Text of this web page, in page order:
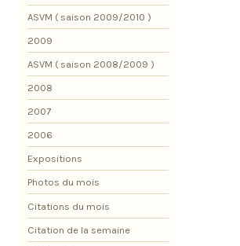
ASVM ( saison 2009/2010 )
2009
ASVM ( saison 2008/2009 )
2008
2007
2006
Expositions
Photos du mois
Citations du mois
Citation de la semaine